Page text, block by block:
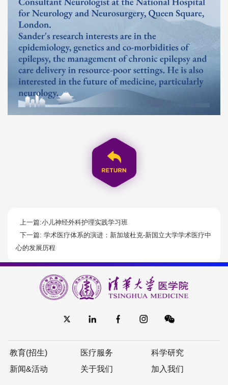
上一篇:小儿神经外科护理实践学习班
下一篇: 学术医疗体系的演进：新加坡杜克-新国立大学学术医疗中
心的发展历程
教育(招生) 医疗服务
科学研究
新闻&活动
关于我们 加入我们